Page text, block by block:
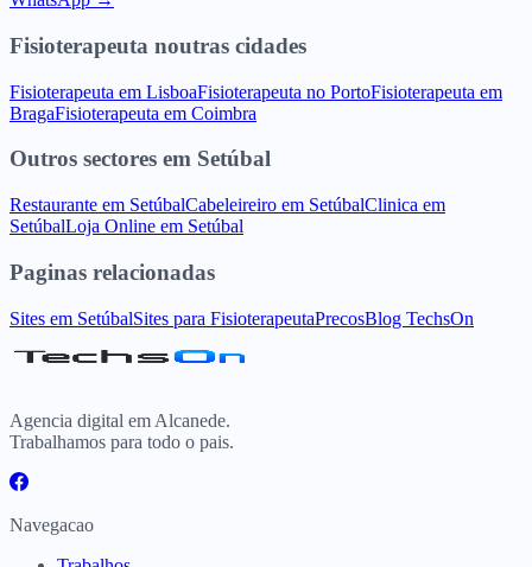
Fisioterapeuta noutras cidades
Fisioterapeuta em LisboaFisioterapeuta no PortoFisioterapeuta em
BragaFisioterapeuta em Coimbra
Outros sectores em Setúbal
Restaurante em SetúbalCabeleireiro em SetúbalClinica em
SetúbalLoja Online em Setúbal
Paginas relacionadas
Sites em SetúbalSites para FisioterapeutaPrecosBlog TechsOn
Agencia digital em Alcanede.
Trabalhamos para todo o pais.
Navegacao